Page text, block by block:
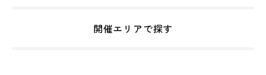
開催エリアで探す